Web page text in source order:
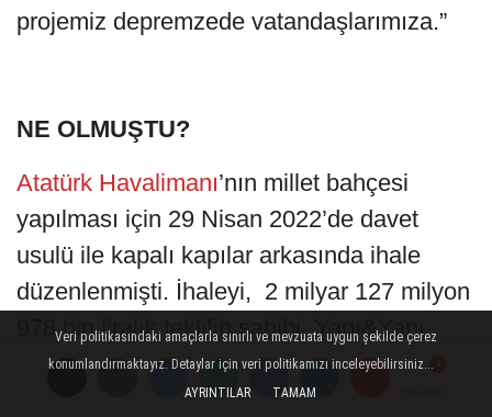
projemiz depremzede vatandaşlarımıza.”
NE OLMUŞTU?
Atatürk Havalimanı’nın millet bahçesi
yapılması için 29 Nisan 2022’de davet
usulü ile kapalı kapılar arkasında ihale
düzenlenmişti. İhaleyi, 2 milyar 127 milyon
978 bin liralık teklifin sahibi Yapı&Yapı
şirketi almıştı.
Veri politikasındaki amaçlarla sınırlı ve mevzuata uygun şekilde çerez
konumlandırmaktayız. Detaylar için veri politikamızı inceleyebilirsiniz...
AYRINTILAR
TAMAM